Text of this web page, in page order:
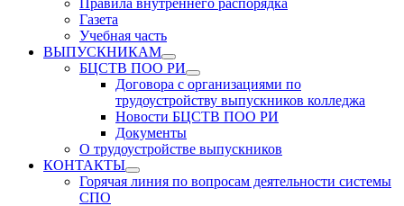
menu
Правила внутреннего распорядка
Газета
Учебная часть
ВЫПУСКНИКАМ
Show
sub
menu
БЦСТВ ПОО РИ
Show
sub
menu
Договора с организациями по
трудоустройству выпускников колледжа
Новости БЦСТВ ПОО РИ
Документы
О трудоустройстве выпускников
КОНТАКТЫ
Show
sub
Горячая линия по вопросам деятельности системы
СПО